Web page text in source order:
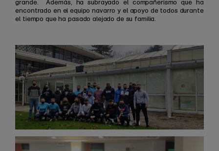
grande. Además, ha subrayado el compañerismo que ha
encontrado en el equipo navarro y el apoyo de todos durante
el tiempo que ha pasado alejado de su familia.